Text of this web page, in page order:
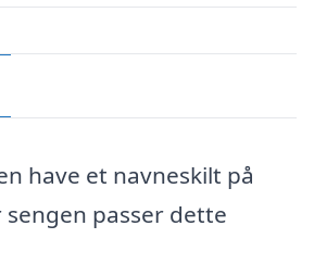
have et navneskilt på
passer dette